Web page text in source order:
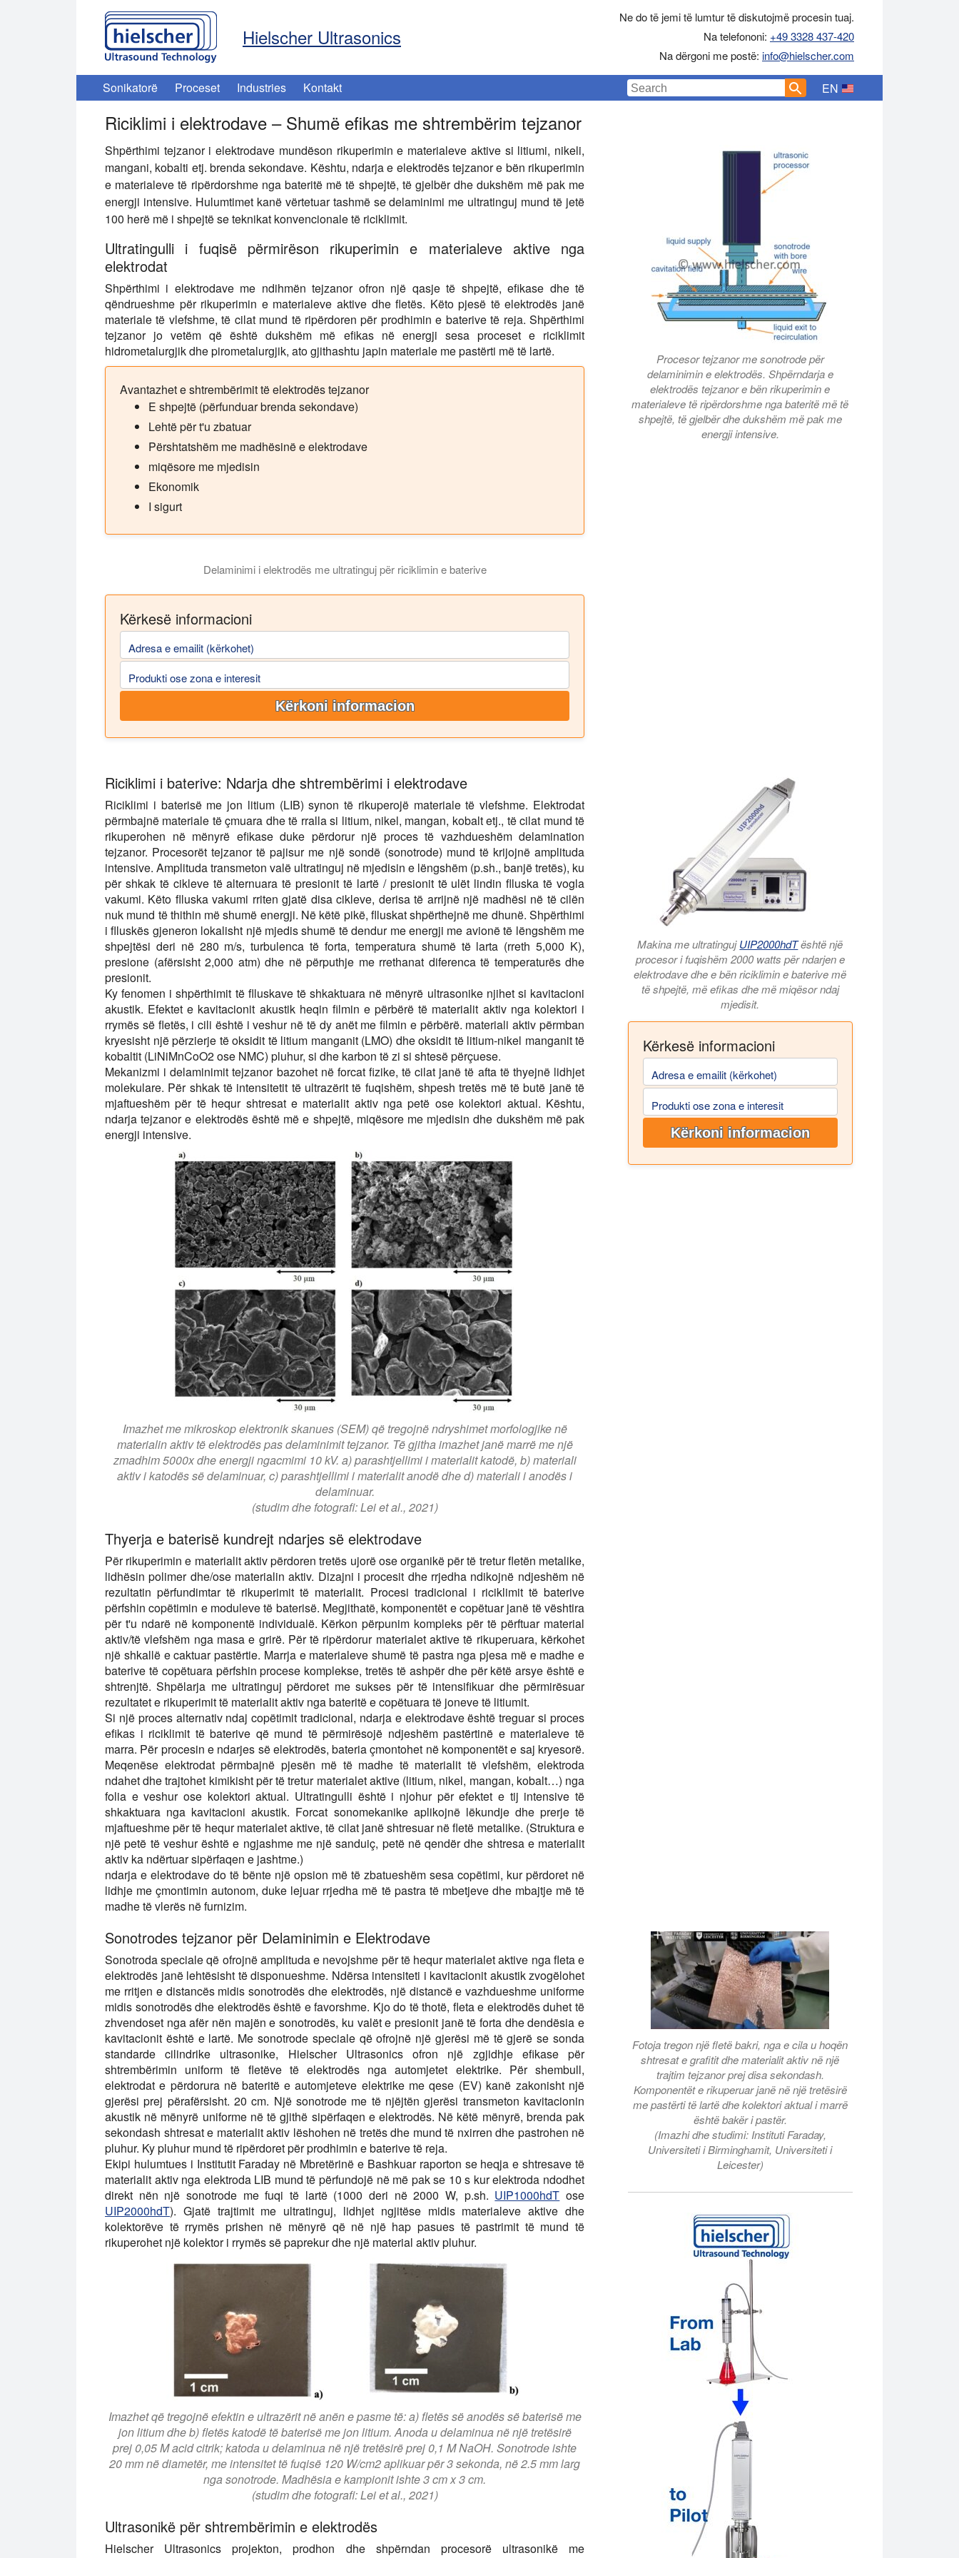
Hielscher Ultrasonics
Ne do të jemi të lumtur të diskutojmë procesin tuaj.
Na telefononi: +49 3328 437-420
Na dërgoni me postë: info@hielscher.com
Sonikatorë Proceset Industries Kontakt EN
Riciklimi i elektrodave – Shumë efikas me shtrembërim tejzanor
Shpërthimi tejzanor i elektrodave mundëson rikuperimin e materialeve aktive si litiumi, nikeli,
mangani, kobalti etj. brenda sekondave. Kështu, ndarja e elektrodës tejzanor e bën rikuperimin
e materialeve të ripërdorshme nga bateritë më të shpejtë, të gjelbër dhe dukshëm më pak me
energji intensive. Hulumtimet kanë vërtetuar tashmë se delaminimi me ultratinguj mund të jetë
100 herë më i shpejtë se teknikat konvencionale të riciklimit.
Ultratingulli i fuqisë përmirëson rikuperimin e materialeve aktive nga
elektrodat
Shpërthimi i elektrodave me ndihmën tejzanor ofron një qasje të shpejtë, efikase dhe të
qëndrueshme për rikuperimin e materialeve aktive dhe fletës. Këto pjesë të elektrodës janë
materiale të vlefshme, të cilat mund të ripërdoren për prodhimin e baterive të reja. Shpërthimi
tejzanor jo vetëm që është dukshëm më efikas në energji sesa proceset e riciklimit
hidrometalurgjik dhe pirometalurgjik, ato gjithashtu japin materiale me pastërti më të lartë.
Avantazhet e shtrembërimit të elektrodës tejzanor
E shpejtë (përfunduar brenda sekondave)
Lehtë për t'u zbatuar
Përshtatshëm me madhësinë e elektrodave
miqësore me mjedisin
Ekonomik
I sigurt
Delaminimi i elektrodës me ultratinguj për riciklimin e baterive
Kërkesë informacioni
Adresa e emailit (kërkohet)
Produkti ose zona e interesit
Kërkoni informacion
Procesor tejzanor me sonotrode për
delaminimin e elektrodës. Shpërndarja e
elektrodës tejzanor e bën rikuperimin e
materialeve të ripërdorshme nga bateritë më të
shpejtë, të gjelbër dhe dukshëm më pak me
energji intensive.
Riciklimi i baterive: Ndarja dhe shtrembërimi i elektrodave
Riciklimi i baterisë me jon litium (LIB) synon të rikuperojë materiale të vlefshme. Elektrodat
përmbajnë materiale të çmuara dhe të rralla si litium, nikel, mangan, kobalt etj., të cilat mund të
rikuperohen në mënyrë efikase duke përdorur një proces të vazhdueshëm delamination
tejzanor. Procesorët tejzanor të pajisur me një sondë (sonotrode) mund të krijojnë amplituda
intensive. Amplituda transmeton valë ultratinguj në mjedisin e lëngshëm (p.sh., banjë tretës), ku
për shkak të cikleve të alternuara të presionit të lartë / presionit të ulët lindin flluska të vogla
vakumi. Këto flluska vakumi rriten gjatë disa cikleve, derisa të arrijnë një madhësi në të cilën
nuk mund të thithin më shumë energji. Në këtë pikë, flluskat shpërthejnë me dhunë. Shpërthimi
i flluskës gjeneron lokalisht një mjedis shumë të dendur me energji me avionë të lëngshëm me
shpejtësi deri në 280 m/s, turbulenca të forta, temperatura shumë të larta (rreth 5,000 K),
presione (afërsisht 2,000 atm) dhe në përputhje me rrethanat diferenca të temperaturës dhe
presionit.
Ky fenomen i shpërthimit të flluskave të shkaktuara në mënyrë ultrasonike njihet si kavitacioni
akustik. Efektet e kavitacionit akustik heqin filmin e përbërë të materialit aktiv nga kolektori i
rrymës së fletës, i cili është i veshur në të dy anët me filmin e përbërë. materiali aktiv përmban
kryesisht një përzierje të oksidit të litium manganit (LMO) dhe oksidit të litium-nikel manganit të
kobaltit (LiNiMnCoO2 ose NMC) pluhur, si dhe karbon të zi si shtesë përçuese.
Mekanizmi i delaminimit tejzanor bazohet në forcat fizike, të cilat janë të afta të thyejnë lidhjet
molekulare. Për shkak të intensitetit të ultrazërit të fuqishëm, shpesh tretës më të butë janë të
mjaftueshëm për të hequr shtresat e materialit aktiv nga petë ose kolektori aktual. Kështu,
ndarja tejzanor e elektrodës është më e shpejtë, miqësore me mjedisin dhe dukshëm më pak
energji intensive.
Imazhet me mikroskop elektronik skanues (SEM) që tregojnë ndryshimet morfologjike në
materialin aktiv të elektrodës pas delaminimit tejzanor. Të gjitha imazhet janë marrë me një
zmadhim 5000x dhe energji ngacmimi 10 kV. a) parashtjellimi i materialit katodë, b) materiali
aktiv i katodës së delaminuar, c) parashtjellimi i materialit anodë dhe d) materiali i anodës i
delaminuar.
(studim dhe fotografi: Lei et al., 2021)
Thyerja e baterisë kundrejt ndarjes së elektrodave
Për rikuperimin e materialit aktiv përdoren tretës ujorë ose organikë për të tretur fletën metalike,
lidhësin polimer dhe/ose materialin aktiv. Dizajni i procesit dhe rrjedha ndikojnë ndjeshëm në
rezultatin përfundimtar të rikuperimit të materialit. Procesi tradicional i riciklimit të baterive
përfshin copëtimin e moduleve të baterisë. Megjithatë, komponentët e copëtuar janë të vështira
për t'u ndarë në komponentë individualë. Kërkon përpunim kompleks për të përftuar material
aktiv/të vlefshëm nga masa e grirë. Për të ripërdorur materialet aktive të rikuperuara, kërkohet
një shkallë e caktuar pastërtie. Marrja e materialeve shumë të pastra nga pjesa më e madhe e
baterive të copëtuara përfshin procese komplekse, tretës të ashpër dhe për këtë arsye është e
shtrenjtë. Shpëlarja me ultratinguj përdoret me sukses për të intensifikuar dhe përmirësuar
rezultatet e rikuperimit të materialit aktiv nga bateritë e copëtuara të joneve të litiumit.
Si një proces alternativ ndaj copëtimit tradicional, ndarja e elektrodave është treguar si proces
efikas i riciklimit të baterive që mund të përmirësojë ndjeshëm pastërtinë e materialeve të
marra. Për procesin e ndarjes së elektrodës, bateria çmontohet në komponentët e saj kryesorë.
Meqenëse elektrodat përmbajnë pjesën më të madhe të materialit të vlefshëm, elektroda
ndahet dhe trajtohet kimikisht për të tretur materialet aktive (litium, nikel, mangan, kobalt…) nga
folia e veshur ose kolektori aktual. Ultratingulli është i njohur për efektet e tij intensive të
shkaktuara nga kavitacioni akustik. Forcat sonomekanike aplikojnë lëkundje dhe prerje të
mjaftueshme për të hequr materialet aktive, të cilat janë shtresuar në fletë metalike. (Struktura e
një petë të veshur është e ngjashme me një sanduiç, petë në qendër dhe shtresa e materialit
aktiv ka ndërtuar sipërfaqen e jashtme.)
ndarja e elektrodave do të bënte një opsion më të zbatueshëm sesa copëtimi, kur përdoret në
lidhje me çmontimin autonom, duke lejuar rrjedha më të pastra të mbetjeve dhe mbajtje më të
madhe të vlerës në furnizim.
Makina me ultratingujUIP2000hdTështë një
procesor i fuqishëm 2000 watts për ndarjen e
elektrodave dhe e bën riciklimin e baterive më
të shpejtë, më efikas dhe më miqësor ndaj
mjedisit.
Kërkesë informacioni
Adresa e emailit (kërkohet)
Produkti ose zona e interesit
Kërkoni informacion
Sonotrodes tejzanor për Delaminimin e Elektrodave
Sonotroda speciale që ofrojnë amplituda e nevojshme për të hequr materialet aktive nga fleta e
elektrodës janë lehtësisht të disponueshme. Ndërsa intensiteti i kavitacionit akustik zvogëlohet
me rritjen e distancës midis sonotrodës dhe elektrodës, një distancë e vazhdueshme uniforme
midis sonotrodës dhe elektrodës është e favorshme. Kjo do të thotë, fleta e elektrodës duhet të
zhvendoset nga afër nën majën e sonotrodës, ku valët e presionit janë të forta dhe dendësia e
kavitacionit është e lartë. Me sonotrode speciale që ofrojnë një gjerësi më të gjerë se sonda
standarde cilindrike ultrasonike, Hielscher Ultrasonics ofron një zgjidhje efikase për
shtrembërimin uniform të fletëve të elektrodës nga automjetet elektrike. Për shembull,
elektrodat e përdorura në bateritë e automjeteve elektrike me qese (EV) kanë zakonisht një
gjerësi prej përafërsisht. 20 cm. Një sonotrode me të njëjtën gjerësi transmeton kavitacionin
akustik në mënyrë uniforme në të gjithë sipërfaqen e elektrodës. Në këtë mënyrë, brenda pak
sekondash shtresat e materialit aktiv lëshohen në tretës dhe mund të nxirren dhe pastrohen në
pluhur. Ky pluhur mund të ripërdoret për prodhimin e baterive të reja.
Ekipi hulumtues i Institutit Faraday në Mbretërinë e Bashkuar raporton se heqja e shtresave të
materialit aktiv nga elektroda LIB mund të përfundojë në më pak se 10 s kur elektroda ndodhet
direkt nën një sonotrode me fuqi të lartë (1000 deri në 2000 W, p.sh. UIP1000hdT ose
UIP2000hdT). Gjatë trajtimit me ultratinguj, lidhjet ngjitëse midis materialeve aktive dhe
kolektorëve të rrymës prishen në mënyrë që në një hap pasues të pastrimit të mund të
rikuperohet një kolektor i rrymës së paprekur dhe një material aktiv pluhur.
Imazhet që tregojnë efektin e ultrazërit në anën e pasme të: a) fletës së anodës së baterisë me
jon litium dhe b) fletës katodë të baterisë me jon litium. Anoda u delaminua në një tretësirë
prej 0,05 M acid citrik; katoda u delaminua në një tretësirë prej 0,1 M NaOH. Sonotrode ishte
20 mm në diametër, me intensitet të fuqisë 120 W/cm2 aplikuar për 3 sekonda, në 2.5 mm larg
nga sonotrode. Madhësia e kampionit ishte 3 cm x 3 cm.
(studim dhe fotografi: Lei et al., 2021)
Ultrasonikë për shtrembërimin e elektrodës
Hielscher Ultrasonics projekton, prodhon dhe shpërndan procesorë ultrasonikë me
Fotoja tregon një fletë bakri, nga e cila u hoqën
shtresat e grafitit dhe materialit aktiv në një
trajtim tejzanor prej disa sekondash.
Komponentët e rikuperuar janë në një tretësirë
me pastërti të lartë dhe kolektori aktual i marrë
është bakër i pastër.
(Imazhi dhe studimi: Instituti Faraday,
Universiteti i Birminghamit, Universiteti i
Leicester)